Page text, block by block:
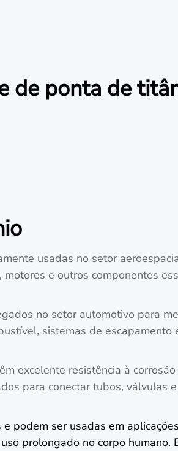
de ponta de
usadas no setor
e outros componentes
no setor automotivo para
sistemas de
excelente resistência à
para conectar tubos, válvulas
podem ser usadas em
prolongado no corpo humano.